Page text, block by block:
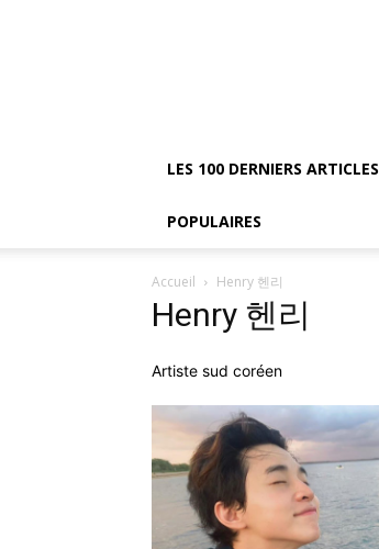
LES 100 DERNIERS ARTICLES
POPULAIRES
Accueil Henry 헨리
Henry 헨리
Artiste sud coréen